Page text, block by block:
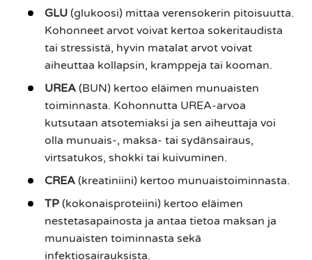
GLU (glukoosi) mittaa verensokerin pitoisuutta.
Kohonneet arvot voivat kertoa sokeritaudista
tai stressistä, hyvin matalat arvot voivat
aiheuttaa kollapsin, kramppeja tai kooman.
UREA (BUN) kertoo eläimen munuaisten
toiminnasta. Kohonnutta UREA-arvoa
kutsutaan atsotemiaksi ja sen aiheuttaja voi
olla munuais-, maksa- tai sydänsairaus,
virtsatukos, shokki tai kuivuminen.
CREA (kreatiniini) kertoo munuaistoiminnasta.
TP (kokonaisproteiini) kertoo eläimen
nestetasapainosta ja antaa tietoa maksan ja
munuaisten toiminnasta sekä
infektiosairauksista.